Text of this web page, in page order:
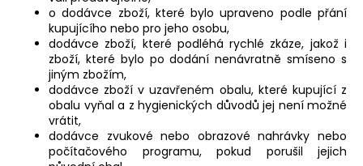
o dodávce zboží, které bylo upraveno podle přání
kupujícího nebo pro jeho osobu,
dodávce zboží, které podléhá rychlé zkáze, jakož i
zboží, které bylo po dodání nenávratně smíseno s
jiným zbožím,
dodávce zboží v uzavřeném obalu, které kupující z
obalu vyňal a z hygienických důvodů jej není možné
vrátit,
dodávce zvukové nebo obrazové nahrávky nebo
počítačového programu, pokud porušil jejich